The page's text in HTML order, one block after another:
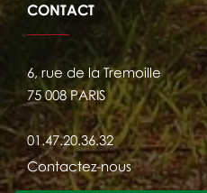
CONTACT
6, rue de la Tremoille
75 008 PARIS
01.47.20.36.32
Contactez-nous